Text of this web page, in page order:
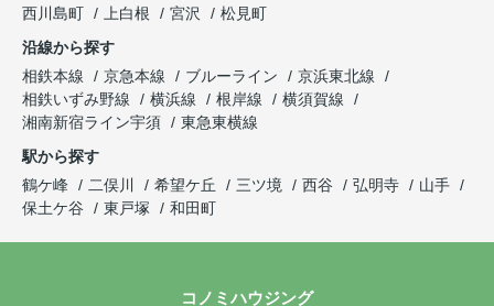
西川島町
上白根 宮沢
松見町
沿線から探す
相鉄本線
京急本線 ブルーライン
京浜東北線
相鉄いずみ野線
横浜線 根岸線
横須賀線
湘南新宿ライン宇須
東急東横線
駅から探す
鶴ケ峰
二俣川 希望ケ丘 三ツ境 西谷 弘明寺
山手
保土ケ谷
東戸塚 和田町
コノミハウジング